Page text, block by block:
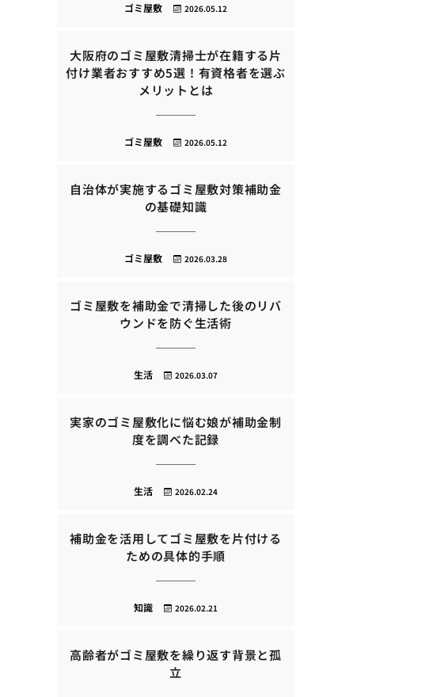
2026.05.12
ゴミ屋敷
大阪府のゴミ屋敷清掃士が在籍する片
付け業者おすすめ5選！有資格者を選ぶ
メリットとは
2026.05.12
ゴミ屋敷
自治体が実施するゴミ屋敷対策補助金
の基礎知識
2026.03.28
ゴミ屋敷
ゴミ屋敷を補助金で清掃した後のリバ
ウンドを防ぐ生活術
2026.03.07
生活
実家のゴミ屋敷化に悩む娘が補助金制
度を調べた記録
2026.02.24
生活
補助金を活用してゴミ屋敷を片付ける
ための具体的手順
2026.02.21
知識
高齢者がゴミ屋敷を繰り返す背景と孤
立